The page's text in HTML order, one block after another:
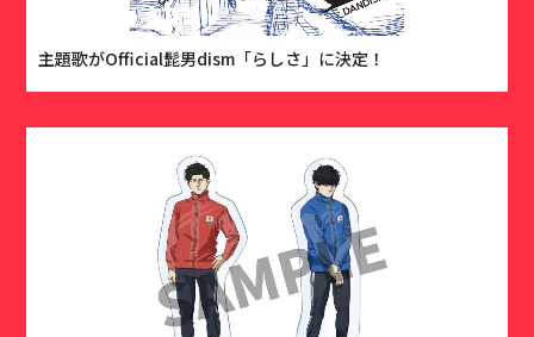
主題歌がOfficial髭男dism「らしさ」に決定！